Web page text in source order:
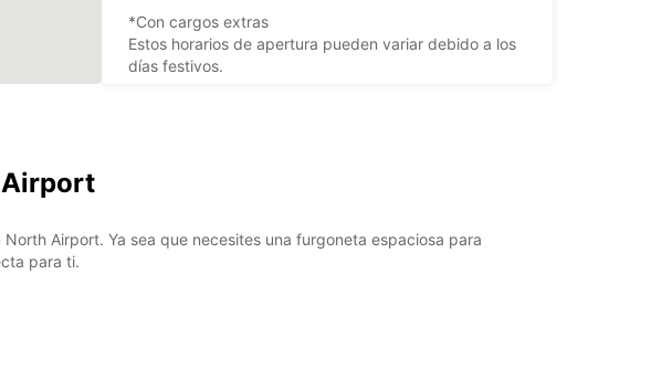
*Con cargos extras
Estos horarios de apertura pueden variar debido a los
días festivos.
Airport
Airport. Ya sea que necesites una furgoneta espaciosa para
para ti.